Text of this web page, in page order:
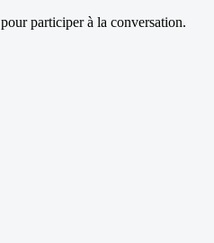
pour participer à la conversation.